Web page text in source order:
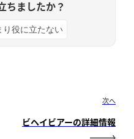
ちましたか？
り役に立たない
次へ
ビヘイビアーの詳細情報